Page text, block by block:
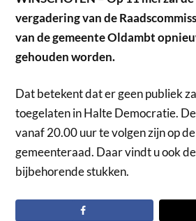
vergadering van de
van de gemeente Oldambt
gehouden worden.
Dat betekent dat er geen publiek
toegelaten in Halte Democratie.
vanaf 20.00 uur te volgen zijn op
gemeenteraad. Daar vindt u ook
bijbehorende stukken.